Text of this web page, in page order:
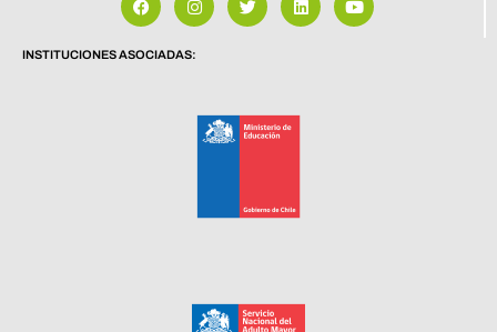
INSTITUCIONES ASOCIADAS: